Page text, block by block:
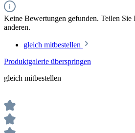
Keine Bewertungen gefunden. Teilen Sie
anderen.
gleich mitbestellen
Produktgalerie überspringen
gleich mitbestellen